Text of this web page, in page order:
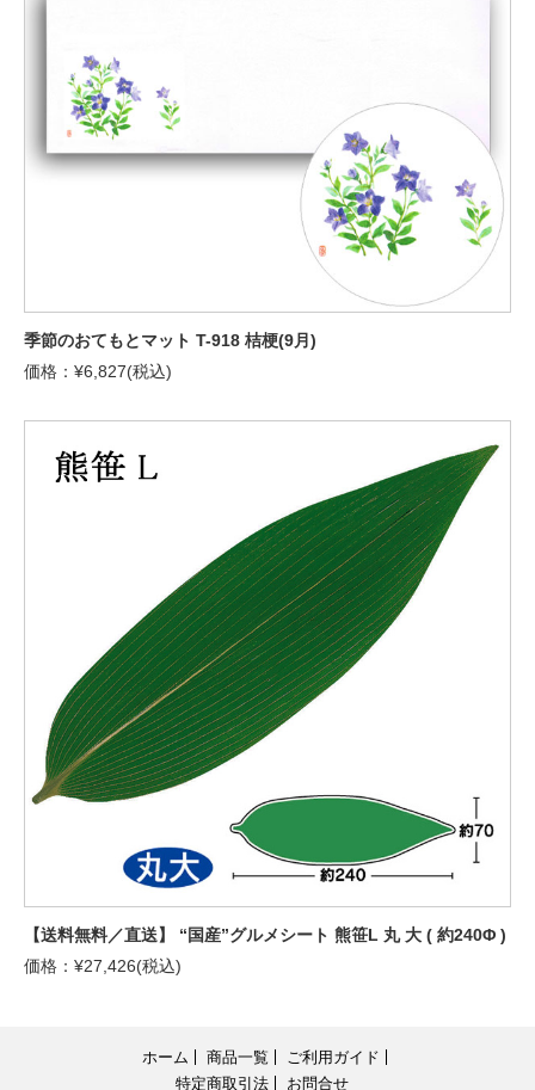
季節のおてもとマット T-918 桔梗(9月)
価格：¥6,827(税込)
【送料無料／直送】 “国産”グルメシート 熊笹L 丸 大 ( 約240Φ )
価格：¥27,426(税込)
ホーム 商品一覧
ご利用ガイド
特定商取引法
お問合せ